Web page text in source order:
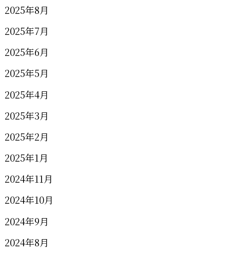
2025年8月
2025年7月
2025年6月
2025年5月
2025年4月
2025年3月
2025年2月
2025年1月
2024年11月
2024年10月
2024年9月
2024年8月